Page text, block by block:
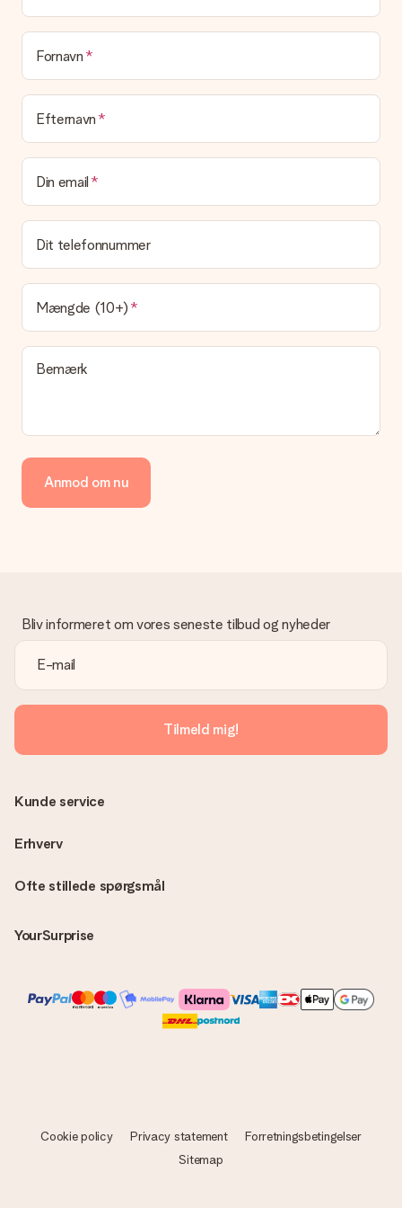
Er fakturaen sendt sammen med ordren?
Ingen faktura sendes med din ordre. Du modtager altid
MySurprise-konto. Det betyder at du kan få gaven leveret
direkte til modtageren, hvilket gør det til en sand
overraskelse!
Fornavn
Efternavn
Din email
Dit telefonnummer
Mængde (10+)
Bemærk
Anmod om nu
Bliv informeret om vores seneste tilbud og nyheder
Tilmeld mig!
Ofte stillede spørgsmål
YourSurprise
Kunde service
Erhverv
Cookie policy Privacy statement
Forretningsbetingelser
Sitemap